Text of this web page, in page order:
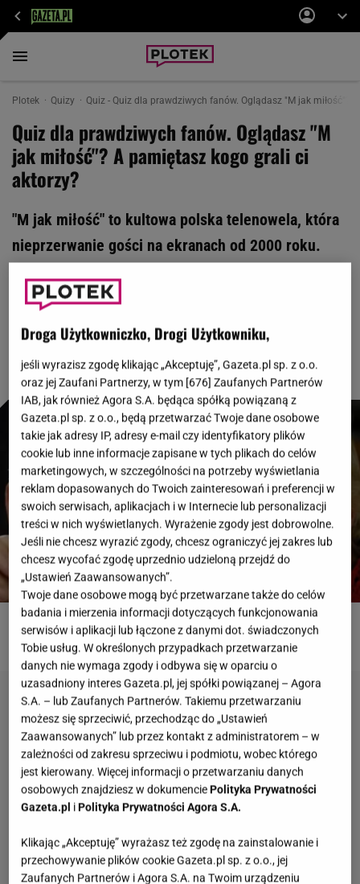
Plotek Quizy Quiz - Quiz dla prawdziwych fanów. Oglądasz "M jak miłość"?
Quiz dla prawdziwych fanów. Oglądasz "M
jak miłość"? A pamiętasz kogo grali ci
aktorzy?
"M jak miłość" to kultowa polska telenowela, która
nieprzerwanie gości na ekranach od 2000 roku.
aktorów ze zdjęć. Gotów na wyzwanie dla
spostrzegawczych?
ROZWIĄŻ QUIZ
Droga Użytkowniczko, Drogi Użytkowniku,
jeśli wyrazisz zgodę klikając „Akceptuję”, Gazeta.pl sp. z o.o.
oraz jej Zaufani Partnerzy, w tym [676] Zaufanych Partnerów
IAB, jak również Agora S.A. będąca spółką powiązaną z
Gazeta.pl sp. z o.o., będą przetwarzać Twoje dane osobowe
takie jak adresy IP, adresy e-mail czy identyfikatory plików
cookie lub inne informacje zapisane w tych plikach do celów
marketingowych, w szczególności na potrzeby wyświetlania
reklam dopasowanych do Twoich zainteresowań i preferencji w
swoich serwisach, aplikacjach i w Internecie lub personalizacji
treści w nich wyświetlanych. Wyrażenie zgody jest dobrowolne.
Jeśli nie chcesz wyrazić zgody, chcesz ograniczyć jej zakres lub
chcesz wycofać zgodę uprzednio udzieloną przejdź do
„Ustawień Zaawansowanych”.
Twoje dane osobowe mogą być przetwarzane także do celów
badania i mierzenia informacji dotyczących funkcjonowania
serwisów i aplikacji lub łączone z danymi dot. świadczonych
Tobie usług. W określonych przypadkach przetwarzanie
danych nie wymaga zgody i odbywa się w oparciu o
uzasadniony interes Gazeta.pl, jej spółki powiązanej – Agora
S.A. – lub Zaufanych Partnerów. Takiemu przetwarzaniu
możesz się sprzeciwić, przechodząc do „Ustawień
Zaawansowanych” lub przez kontakt z administratorem – w
zależności od zakresu sprzeciwu i podmiotu, wobec którego
jest kierowany. Więcej informacji o przetwarzaniu danych
osobowych znajdziesz w dokumencie Polityka Prywatności
Gazeta.pl i Polityka Prywatności Agora S.A.
Klikając „Akceptuję” wyrażasz też zgodę na zainstalowanie i
przechowywanie plików cookie Gazeta.pl sp. z o.o., jej
Zaufanych Partnerów i Agora S.A. na Twoim urządzeniu